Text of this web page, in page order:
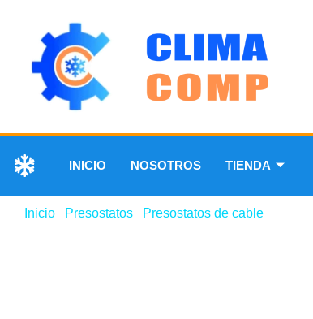
INICIO NOSOTROS TIENDA
Inicio Presostatos Presostatos de cable